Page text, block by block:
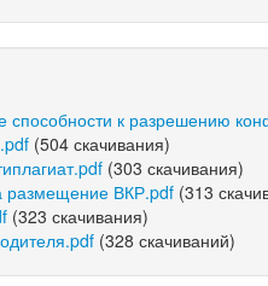
способности к разрешению
(504 скачивания)
(303 скачивания)
размещение ВКР.pdf (313
(323 скачивания)
(328 скачиваний)